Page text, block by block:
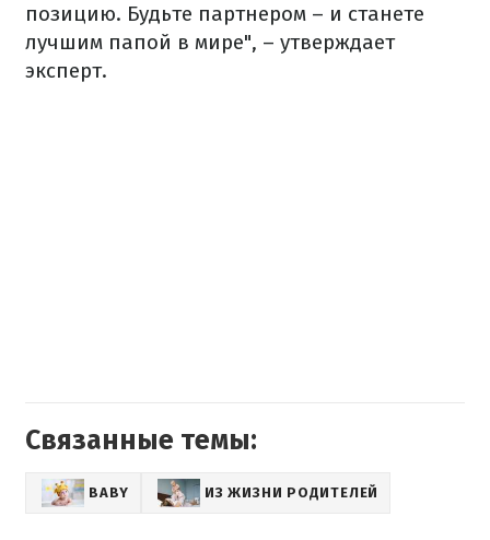
позицию. Будьте партнером – и станете
лучшим папой в мире", – утверждает
эксперт.
Связанные темы:
BABY ИЗ ЖИЗНИ РОДИТЕЛЕЙ